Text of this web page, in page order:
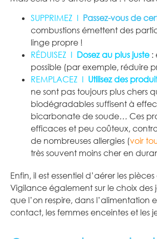
SUPPRIMEZ I Passez-vous de
combustions émettent des
linge propre !
RÉDUISEZ I Dosez au plus juste :
possible (par exemple, réduire
REMPLACEZ I Utilisez des
ne sont pas toujours plus chers
biodégradables suffisent à
bicarbonate de soude… Ces
efficaces et peu coûteux,
de nombreuses allergies (voir
très souvent moins cher en
Enfin, il est essentiel d’aérer les
Vigilance également sur le choix des
que l’on respire, dans
contact, les femmes enceintes et les